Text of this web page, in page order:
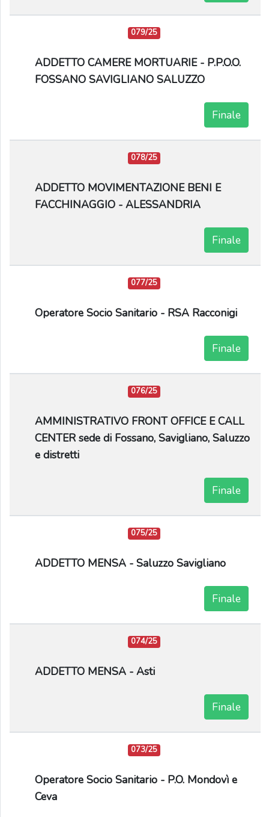
079/25
ADDETTO CAMERE MORTUARIE - P.P.O.O.
FOSSANO SAVIGLIANO SALUZZO
Finale
078/25
ADDETTO MOVIMENTAZIONE BENI E
FACCHINAGGIO - ALESSANDRIA
Finale
077/25
Operatore Socio Sanitario - RSA Racconigi
Finale
076/25
AMMINISTRATIVO FRONT OFFICE E CALL
CENTER sede di Fossano, Savigliano, Saluzzo
e distretti
Finale
075/25
ADDETTO MENSA - Saluzzo Savigliano
Finale
074/25
ADDETTO MENSA - Asti
Finale
073/25
Operatore Socio Sanitario - P.O. Mondovì e
Ceva